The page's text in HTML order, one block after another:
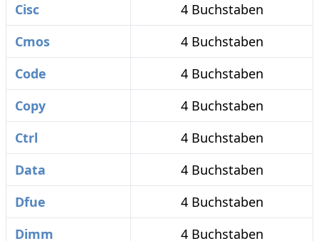
Cisc
4 Buchstaben
Cmos
4 Buchstaben
Code
4 Buchstaben
Copy
4 Buchstaben
Ctrl
4 Buchstaben
Data
4 Buchstaben
Dfue
4 Buchstaben
Dimm
4 Buchstaben